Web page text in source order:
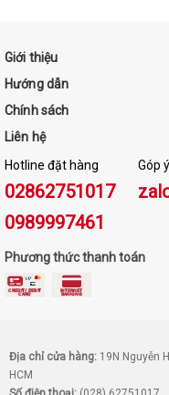
Chất liệu thoáng
Mềm
Áo khoác cổ tròn
Đường viền cổ áo
Ống tay với đường
Chiều dài áo
Giới thiệu
Hướng dẫn
Chính sách
Liên hệ
Hotline đặt hàng
02862751017
0989997461
Góp
Phương thức thanh toán
Địa chỉ cửa hàng: 19N Nguyễn
HCM